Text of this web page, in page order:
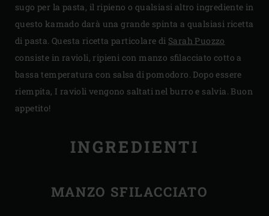
sugo per la pasta, il ripieno o qualsiasi altro ingrediente in
questo kamado darà una grande spinta a qualsiasi ricetta
di pasta. Questa ricetta particolare di Sarah Puozzo
consiste in ravioli, ripieni con manzo sfilacciato cotto a
bassa temperatura con salsa di pomodoro. Dopo essere
riempita, I ravioli vengono saltati nel burro e salvia. Buon
appetito!
INGREDIENTI
MANZO SFILACCIATO